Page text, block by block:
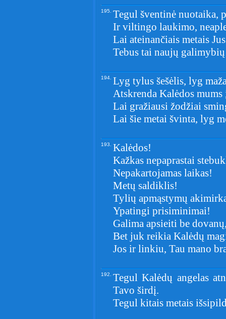
195. Tegul šventinė nuotaika,
Ir viltingo laukimo,
Lai ateinančiais metais
Tebus tai naujų
194. Lyg tylus šešėlis, lyg
Atskrenda Kalėdos
Lai gražiausi žodžiai
Lai šie metai švinta, lyg
193. Kalėdos!
Kažkas nepaprastai
Nepakartojamas laikas!
Metų saldiklis!
Tylių apmąstymų
Ypatingi prisiminimai!
Galima apsieiti be
Bet juk reikia Kalėdų
Jos ir linkiu, Tau mano
192. Tegul Kalėdų angelas
Tavo širdį.
Tegul kitais metais